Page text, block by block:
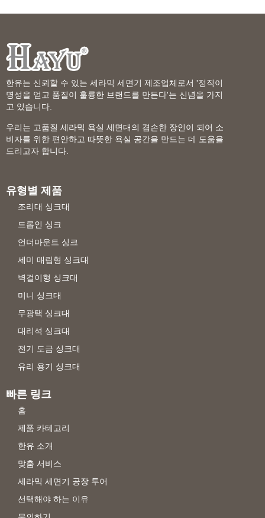
한유는 신뢰할 수 있는 세라믹 세면기 제조업체로서 '정직이
명성을 얻고 품질이 훌륭한 브랜드를 만든다'는 신념을 가지
고 있습니다.
우리는 고품질 세라믹 욕실 세면대의 겸손한 장인이 되어 소
비자를 위한 편안하고 따뜻한 욕실 공간을 만드는 데 도움을
드리고자 합니다.
유형별 제품
조리대 싱크대
드롭인 싱크
언더마운트 싱크
세미 매립형 싱크대
벽걸이형 싱크대
미니 싱크대
무광택 싱크대
대리석 싱크대
전기 도금 싱크대
유리 용기 싱크대
빠른 링크
홈
제품 카테고리
한유 소개
맞춤 서비스
세라믹 세면기 공장 투어
선택해야 하는 이유